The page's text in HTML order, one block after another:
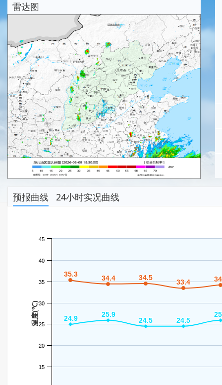
雷达图
预报曲线 24小时实况曲线
温度(℃)
35.3
35.3 34.4
34.4 34.5
34.5
33.4
33.4
24.9
24.9 25.9
25.9
24.5
24.5 24.5
24.5
20
30
40
15
25
35
45